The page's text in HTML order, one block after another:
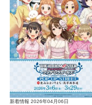
新着情報 2026年04月06日